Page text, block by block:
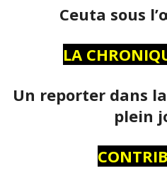
Ceuta sous
LA
Un reporter dans
plein